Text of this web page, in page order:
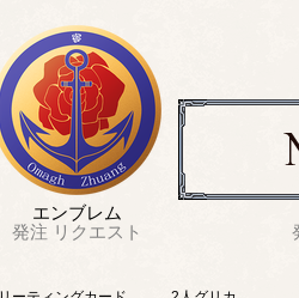
エンブレム
発注 リクエスト